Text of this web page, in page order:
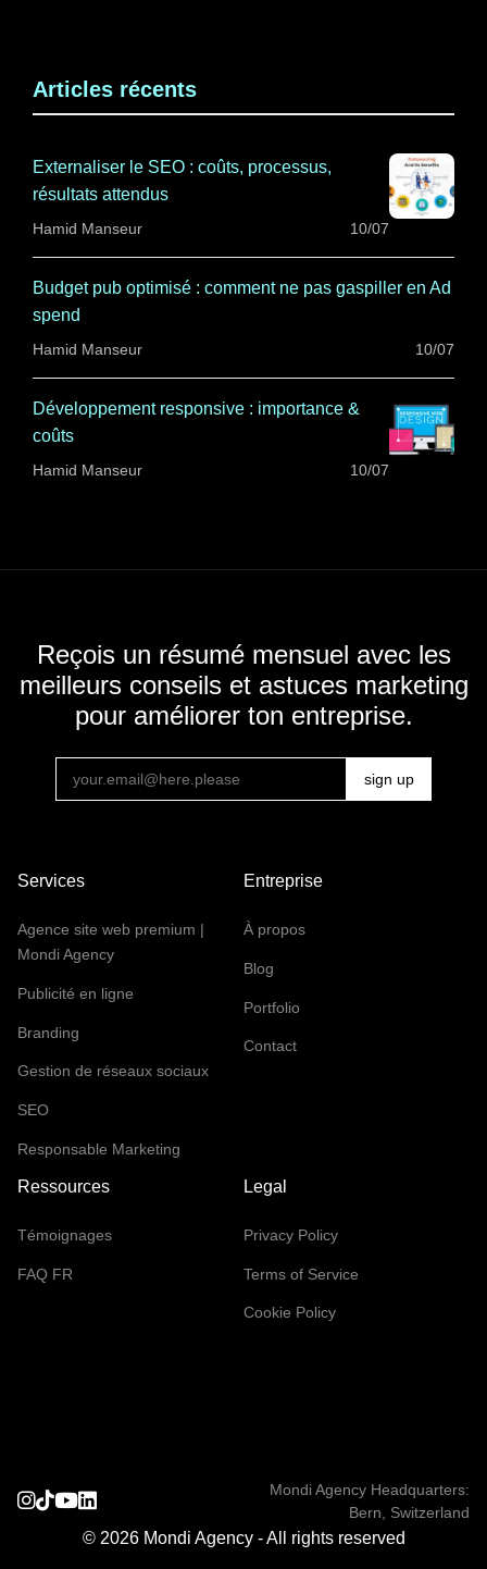
Articles récents
Externaliser le SEO : coûts, processus,
résultats attendus
Hamid Manseur 10/07
Budget pub optimisé : comment ne pas gaspiller en Ad
spend
Hamid Manseur 10/07
Développement responsive : importance &
coûts
Hamid Manseur 10/07
Reçois un résumé mensuel avec les
meilleurs conseils et astuces marketing
pour améliorer ton entreprise.
Services
Agence site web premium |
Mondi Agency
Publicité en ligne
Branding
Gestion de réseaux sociaux
SEO
Responsable Marketing
Entreprise
À propos
Blog
Portfolio
Contact
Ressources
Témoignages
FAQ FR
Legal
Privacy Policy
Terms of Service
Cookie Policy
Mondi Agency Headquarters:
Bern, Switzerland
© 2026 Mondi Agency - All rights reserved